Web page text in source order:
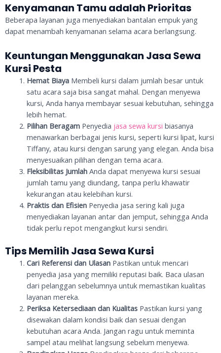
Kenyamanan Tamu adalah Prioritas
Beberapa layanan juga menyediakan bantalan empuk yang
dapat menambah kenyamanan selama acara berlangsung.
Keuntungan Menggunakan Jasa Sewa
Kursi Pesta
Hemat BiayaMembeli kursi dalam jumlah besar untuk
satu acara saja bisa sangat mahal. Dengan menyewa
kursi, Anda hanya membayar sesuai kebutuhan, sehingga
lebih hemat.
Pilihan BeragamPenyedia jasa sewa kursi biasanya
menawarkan berbagai jenis kursi, seperti kursi lipat, kursi
Tiffany, atau kursi dengan sarung yang elegan. Anda bisa
menyesuaikan pilihan dengan tema acara.
Fleksibilitas JumlahAnda dapat menyewa kursi sesuai
jumlah tamu yang diundang, tanpa perlu khawatir
kekurangan atau kelebihan kursi.
Praktis dan EfisienPenyedia jasa sering kali juga
menyediakan layanan antar dan jemput, sehingga Anda
tidak perlu repot mengangkut kursi sendiri.
Tips Memilih Jasa Sewa Kursi
Cari Referensi dan UlasanPastikan untuk mencari
penyedia jasa yang memiliki reputasi baik. Baca ulasan
dari pelanggan sebelumnya untuk memastikan kualitas
layanan mereka.
Periksa Ketersediaan dan KualitasPastikan kursi yang
disewakan dalam kondisi baik dan sesuai dengan
kebutuhan acara Anda. Jangan ragu untuk meminta
sampel atau melihat langsung sebelum menyewa.